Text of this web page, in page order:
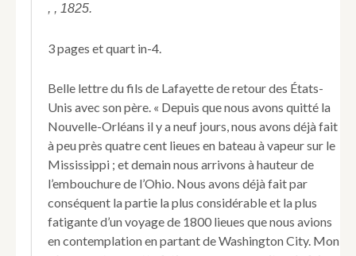
fils
de
Lafayette,
officier
et
homme
politique.
Lettre
autographe
signée
à
bord
, , 1825.
3 pages et quart in-4.
Belle lettre du fils de Lafayette de retour des États-
Unis avec son père. « Depuis que nous avons quitté la
Nouvelle-Orléans il y a neuf jours, nous avons déjà fait
à peu près quatre cent lieues en bateau à vapeur sur le
Mississippi ; et demain nous arrivons à hauteur de
l’embouchure de l’Ohio. Nous avons déjà fait par
conséquent la partie la plus considérable et la plus
fatigante d’un voyage de 1800 lieues que nous avions
en contemplation en partant de Washington City. Mon